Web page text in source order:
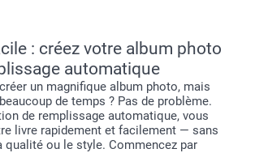
: créez votre album photo
automatique
un magnifique album photo, mais
de temps ? Pas de problème.
de remplissage automatique, vous
livre rapidement et facilement — sans
ou le style. Commencez par